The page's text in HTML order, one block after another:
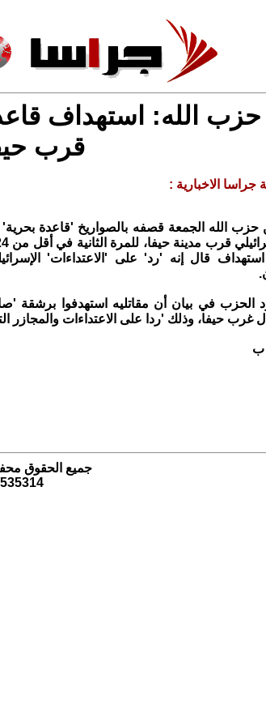
حزب الله: استهداف
قرب
جراسا الاخبارية :
حزب الله الجمعة قصفه بالصواريخ 'قاعدة بحرية'
قال إنه 'رد' على 'الاعتداءات'
الحزب في بيان أن مقاتليه استهدفوا برشقة
غرب حيفا، وذلك 'ردا على الاعتداءات والمجازر
ب
جميع الحقوق